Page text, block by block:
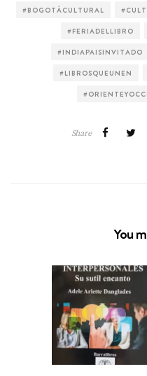
#BOGOTÁCULTURAL
#FERIADELLIBRO
#INDIAPAISINVITADO
#LIBROSQUEUNEN
Share
You